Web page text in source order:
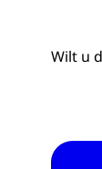
Wilt u